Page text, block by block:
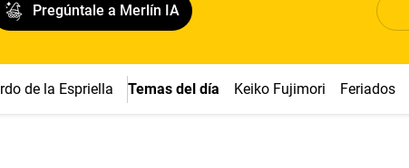
Pregúntale a Merlín IA
de la Espriella Temas del día Keiko Fujimori Feriados